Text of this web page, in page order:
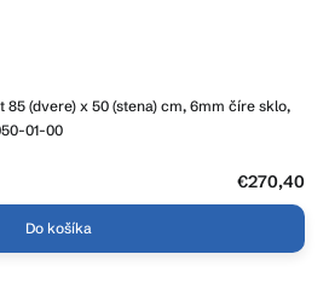
(dvere) x 50 (stena) cm, 6mm číre sklo,
01-00
€270,40
Do košíka